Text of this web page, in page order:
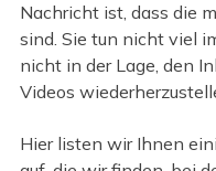
Nachricht ist, dass die
sind. Sie tun nicht viel
nicht in der Lage, den
Videos
Hier listen wir Ihnen